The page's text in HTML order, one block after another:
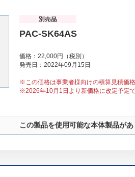
PAC-SK64AS
価格：22,000円（税別）
発売日：2022年09月15日
※この価格は事業者様向けの積算見積価
※2026年10月1日より新価格に改定予定
この製品を使用可能な本体製品が